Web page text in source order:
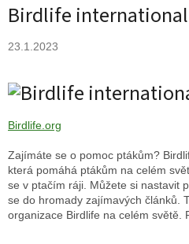
Birdlife international
23.1.2023
Birdlife.org
Zajímáte se o pomoc ptákům?
která pomáhá ptákům na celém
se v ptačím ráji. Můžete si nastavit
se do hromady zajímavých článků.
organizace Birdlife na celém světě.